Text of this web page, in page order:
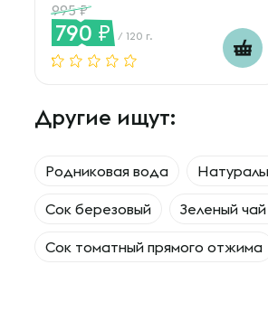
995
790 / 120 г.
Другие ищут:
Родниковая вода
Сок березовый Зеленый
Сок томатный прямого отжима